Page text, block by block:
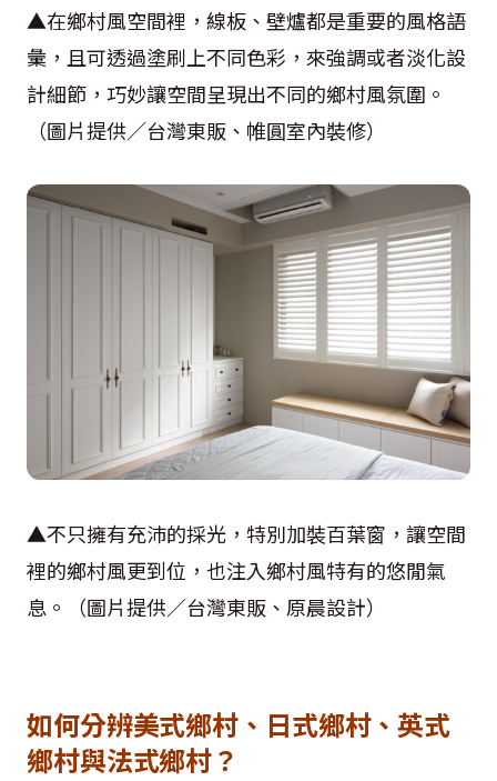
▲在鄉村風空間裡，線板、壁爐都是重要的風格語
彙，且可透過塗刷上不同色彩，來強調或者淡化設
計細節，巧妙讓空間呈現出不同的鄉村風氛圍。
（圖片提供／台灣東販、帷圓室內裝修）
▲不只擁有充沛的採光，特別加裝百葉窗，讓空間
裡的鄉村風更到位，也注入鄉村風特有的悠閒氣
息。（圖片提供／台灣東販、原晨設計）
如何分辨美式鄉村、日式鄉村、英式
鄉村與法式鄉村？